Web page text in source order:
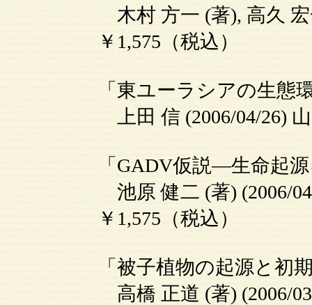
木村 方一 (著), 高久 宏
￥1,575（税込）
「東ユーラシアの生態
上田 信 (2006/04/26)
「GADV仮説―生命起
池原 健二 (著) (2006/
￥1,575（税込）
「被子植物の起源と初
高橋 正道 (著) (2006/